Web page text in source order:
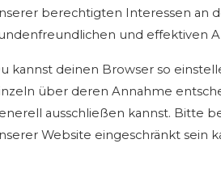
berechtigten Interessen an
und effektiven
kannst deinen Browser so
über deren Annahme
ausschließen kannst. Bitte
Website eingeschränkt sein